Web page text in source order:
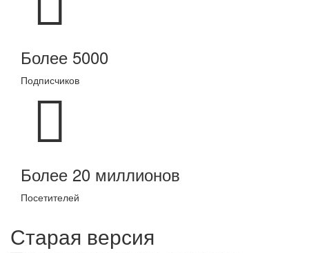
Более 5000
Подписчиков
Более 20 миллионов
Посетителей
Старая версия